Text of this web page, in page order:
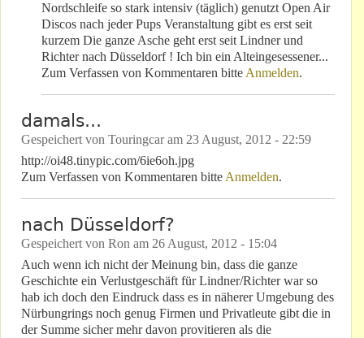
Nordschleife so stark intensiv (täglich) genutzt Open Air
Discos nach jeder Pups Veranstaltung gibt es erst seit
kurzem Die ganze Asche geht erst seit Lindner und
Richter nach Düsseldorf ! Ich bin ein Alteingesessener...
Zum Verfassen von Kommentaren bitte Anmelden.
damals...
Gespeichert von Touringcaram 23 August, 2012 - 22:59
http://oi48.tinypic.com/6ie6oh.jpg
Zum Verfassen von Kommentaren bitte Anmelden.
nach Düsseldorf?
Gespeichert von Ron am 26 August, 2012 - 15:04
Auch wenn ich nicht der Meinung bin, dass die ganze
Geschichte ein Verlustgeschäft für Lindner/Richter war so
hab ich doch den Eindruck dass es in näherer Umgebung des
Nürbungrings noch genug Firmen und Privatleute gibt die in
der Summe sicher mehr davon provitieren als die